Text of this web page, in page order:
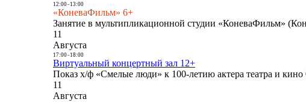
12:00- 13:00
«КоневаФильм» 6+
Занятие в мультипликационной студии «КоневаФильм»
11
Августа
17:00- 18:00
Виртуальный концертный зал 12+
Показ х/ф «Смелые люди» к 100-летию актера театра и
11
Августа